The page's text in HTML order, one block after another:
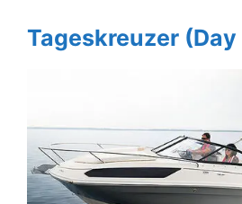
Tageskreuzer